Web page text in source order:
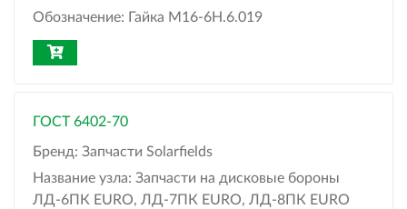
Обозначение: Гайка М16-6Н.6.019
ГОСТ 6402-70
Бренд: Запчасти Solarfields
Название узла: Запчасти на дисковые бороны
ЛД-6ПК EURO, ЛД-7ПК EURO, ЛД-8ПК EURO